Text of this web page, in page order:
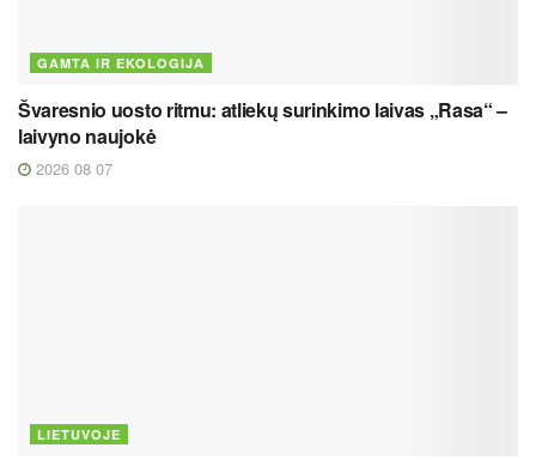
GAMTA IR EKOLOGIJA
Švaresnio uosto ritmu: atliekų surinkimo laivas „Rasa“ –
laivyno naujokė
2026 08 07
LIETUVOJE